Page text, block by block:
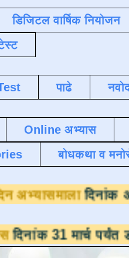
डिजिटल वार्षिक नियोजन
पाढे
Online अभ्यास
बोधकथा व
दैनंदिन
पर्यंत